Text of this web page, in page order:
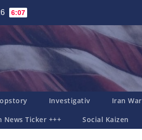
6:07
Investigativ Iran War
News Ticker +++ Social Kaizen